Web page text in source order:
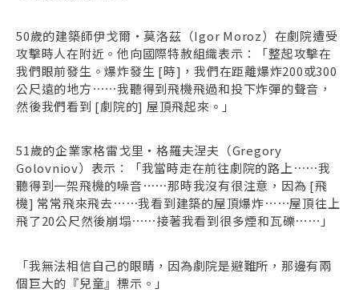
50歲的建築師伊戈爾・莫洛茲（Igor Moroz）在劇院遭受
攻擊時人在附近。他向國際特赦組織表示：「整起攻擊在
我們眼前發生。爆炸發生 [時]，我們在距離爆炸200或300
公尺遠的地方⋯⋯我聽得到飛機飛過和投下炸彈的聲音，
然後我們看到 [劇院的] 屋頂飛起來。」
51歲的企業家格雷戈里・格羅夫涅夫（Gregory
Golovniov）表示：「我當時走在前往劇院的路上⋯⋯我
聽得到一架飛機的噪音⋯⋯那時我沒有很注意，因為 [飛
機] 常常飛來飛去⋯⋯我看到建築的屋頂爆炸⋯⋯屋頂往上
飛了20公尺然後崩塌⋯⋯接著我看到很多煙和瓦礫⋯⋯」
「我無法相信自己的眼睛，因為劇院是避難所，那邊有兩
個巨大的『兒童』標示。」